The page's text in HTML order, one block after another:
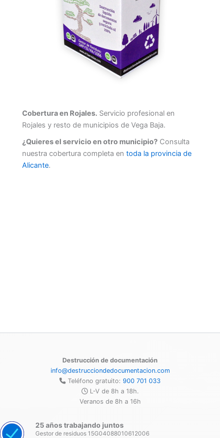
Cobertura en Rojales. Servicio profesional en
Rojales y resto de municipios de Vega Baja.
¿Quieres el servicio en otro municipio? Consulta
nuestra cobertura completa en toda la provincia de
Alicante.
Destrucción de documentación
info@destrucciondedocumentacion.com
Teléfono gratuito: 900 701 033
L-V de 8h a 18h.
Veranos de 8h a 16h
25 años trabajando juntos
Gestor de residuos 15G04088010612006